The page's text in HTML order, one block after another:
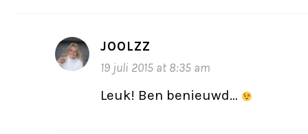
JOOLZZ
19 juli 2015 at 8:35 am
Leuk! Ben benieuwd…